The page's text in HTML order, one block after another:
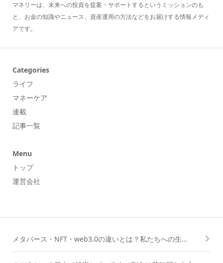
マネリーは、未来への投資を提案・サポートするというミッションのも
と、お金の知識やニュース、資産運用の方法などをお届けする情報メディ
アです。
Categories
ライフ
マネーケア
連載
記事一覧
Menu
トップ
運営会社
メタバース・NFT・web3.0の違いとは？私たちへの生...